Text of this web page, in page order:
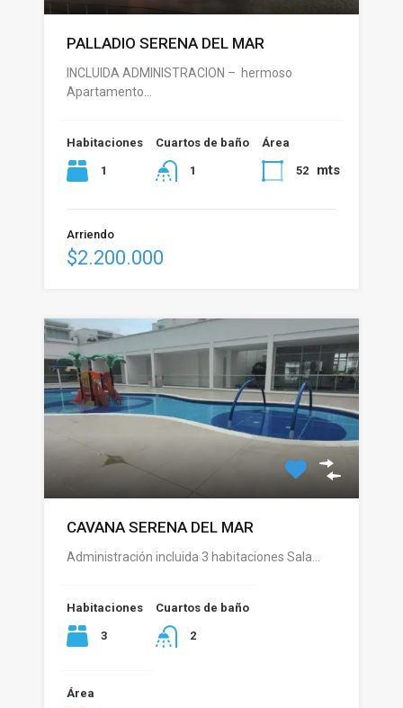
PALLADIO SERENA DEL MAR
INCLUIDA ADMINISTRACION – hermoso
Apartamento…
Habitaciones
1
Cuartos de baño
1
Área
52 mts
Arriendo
$2.200.000
CAVANA SERENA DEL MAR
Administración incluida 3 habitaciones Sala…
Habitaciones
3
Cuartos de baño
2
Área